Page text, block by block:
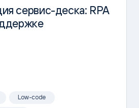
сервис-деска: RPA
Low-code